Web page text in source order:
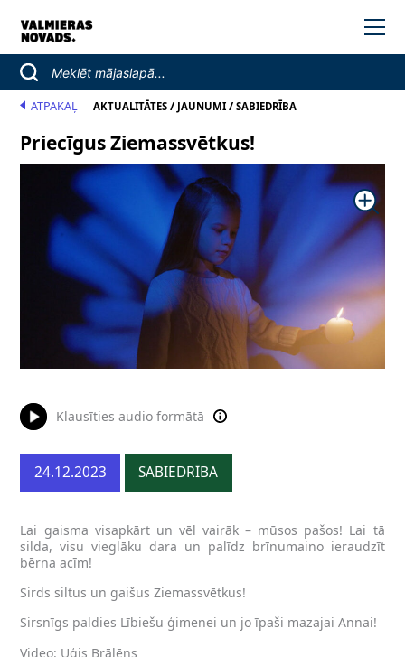
ATPAKAĻ AKTUALITĀTES/ JAUNUMI/ SABIEDRĪBA
Priecīgus Ziemassvētkus!
Klausīties audio formātā
24.12.2023 SABIEDRĪBA
Lai gaisma visapkārt un vēl vairāk – mūsos pašos! Lai tā
silda, visu vieglāku dara un palīdz brīnumaino ieraudzīt
bērna acīm!
Sirds siltus un gaišus Ziemassvētkus!
Sirsnīgs paldies Lībiešu ģimenei un jo īpaši mazajai Annai!
Video: Uģis Brālēns